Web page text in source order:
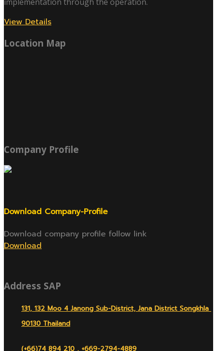
View Details
Location Map
Company Profile
Download Company-Profile
Download company profile follow link
Download
Address SAP
131, 132 Moo 4 Janong Sub-District, Jana District Songkhla
90130 Thailand
(+66)74 894 210 , +669-2794-4889